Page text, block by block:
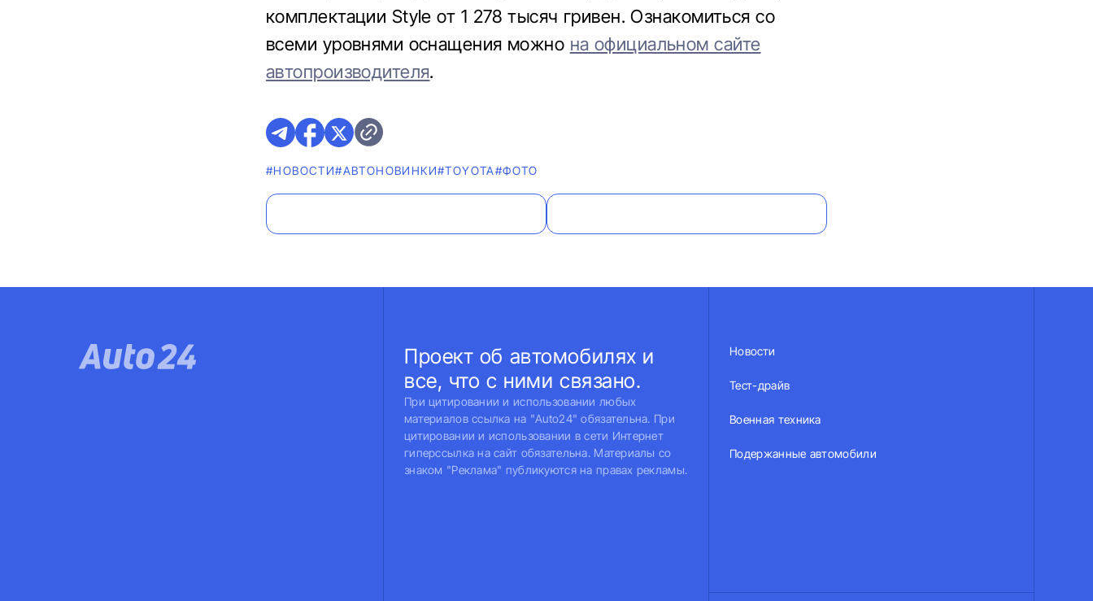
комплектации Style от 1 278 тысяч гривен. Ознакомиться со
всеми уровнями оснащения можно на официальном сайте
автопроизводителя.
#НОВОСТИ#AВТОНОВИНКИ#TOYOTA#ФОТО
Проект об автомобилях и
все, что с ними связано.
При цитировании и использовании любых
материалов ссылка на "Auto24" обязательна. При
цитировании и использовании в сети Интернет
гиперссылка на сайт обязательна. Материалы со
знаком "Реклама" публикуются на правах рекламы.
Новости
Тест-драйв
Военная техника
Подержанные автомобили